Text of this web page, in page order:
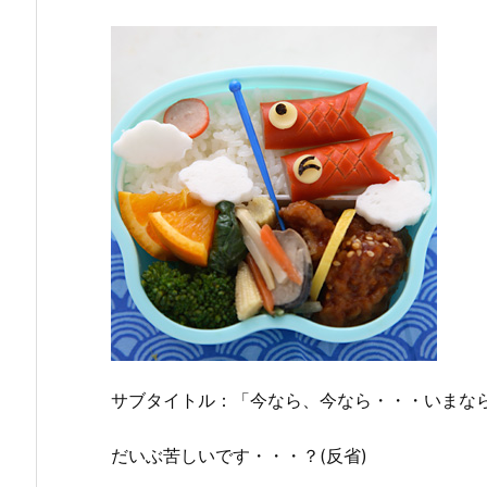
サブタイトル：「今なら、今なら・・・いまな
だいぶ苦しいです・・・？(反省)